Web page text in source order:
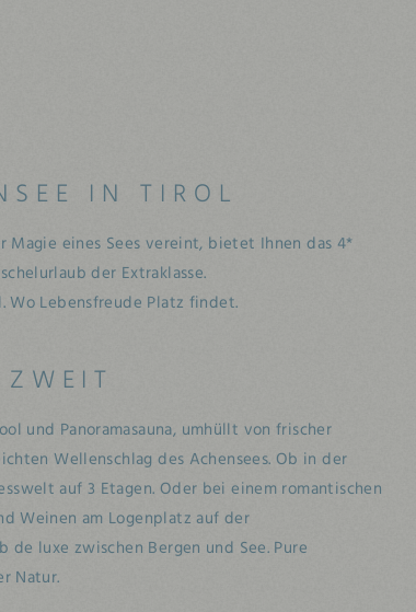
IN TIROL
eines Sees vereint, bietet Ihnen das 4*
der Extraklasse.
Wo Lebensfreude Platz findet.
und Panoramasauna, umhüllt von frischer
Wellenschlag des Achensees. Ob in der
auf 3 Etagen. Oder bei einem romantischen
Weinen am Logenplatz auf der
de luxe zwischen Bergen und See. Pure
Natur.